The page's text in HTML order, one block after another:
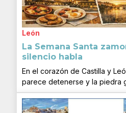
León
La Semana Santa
silencio habla
En el corazón de Castilla y
parece detenerse y la piedra